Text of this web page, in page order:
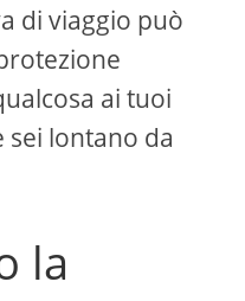
di viaggio può
ai tuoi
lontano da
la